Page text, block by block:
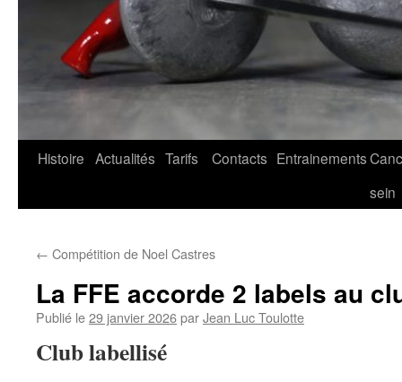
Histoire Actualités Tarifs Contacts Entrainements
sein
← Compétition de Noel Castres
La FFE accorde 2 labels au
Publié le29 janvier 2026parJean Luc Toulotte
Club labellisé